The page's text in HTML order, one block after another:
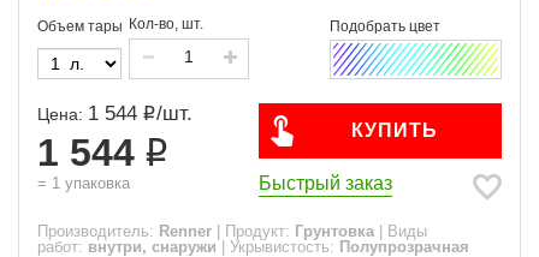
Объем тары Кол-во, шт.
Цена: 1 544 /шт.
1 544
= 1 упаковка
КУПИТЬ
Быстрый заказ
Производитель: Renner Продукт: Грунтовка
Виды
работ: внутри, снаружи Укрывистость: Полупрозрачная